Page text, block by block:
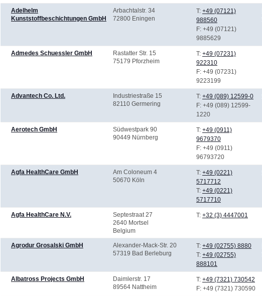
Adelhelm
Kunststoffbeschichtungen GmbH
Arbachtalstr. 34
72800 Eningen
T: +49 (07121)
988560
F: +49 (07121)
9885629
Admedes Schuessler GmbH
Rastatter Str. 15
75179 Pforzheim
T: +49 (07231)
922310
F: +49 (07231)
9223199
Advantech Co. Ltd.
Industriestraße 15
82110 Germering
T: +49 (089) 12599-0
F: +49 (089) 12599-
1220
Aerotech GmbH
Südwestpark 90
90449 Nürnberg
T: +49 (0911)
9679370
F: +49 (0911)
96793720
Agfa HealthCare GmbH
Am Coloneum 4
50670 Köln
T: +49 (0221)
5717712
T: +49 (0221)
5717710
Agfa HealthCare N.V.
Septestraat 27
2640 Mortsel
Belgium
T: +32 (3) 4447001
Agrodur Grosalski GmbH
Alexander-Mack-Str. 20
57319 Bad Berleburg
T: +49 (02755) 8880
T: +49 (02755)
888101
Albatross Projects GmbH
Daimlerstr. 17
89564 Nattheim
T: +49 (7321) 730542
F: +49 (7321) 730590